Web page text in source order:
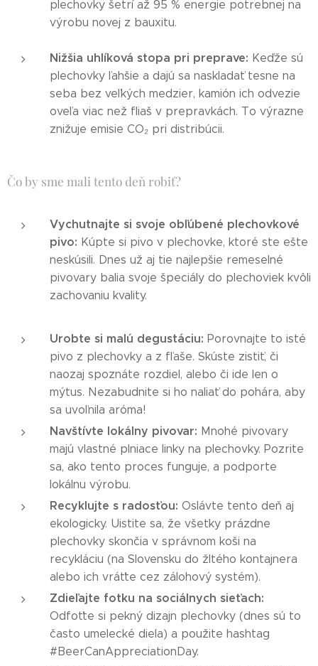
plechovky šetrí až 95 % energie potrebnej na
výrobu novej z bauxitu.
Nižšia uhlíková stopa pri preprave: Keďže sú
plechovky ľahšie a dajú sa naskladať tesne na
seba bez veľkých medzier, kamión ich odvezie
oveľa viac než fliaš v prepravkách. To výrazne
znižuje emisie CO₂ pri distribúcii.
Čo by sme mali tento deň robiť?
Vychutnajte si svoje obľúbené plechovkové
pivo: Kúpte si pivo v plechovke, ktoré ste ešte
neskúsili. Dnes už aj tie najlepšie remeselné
pivovary balia svoje špeciály do plechoviek kvôli
zachovaniu kvality.
Urobte si malú degustáciu: Porovnajte to isté
pivo z plechovky a z fľaše. Skúste zistiť, či
naozaj spoznáte rozdiel, alebo či ide len o
mýtus. Nezabudnite si ho naliať do pohára, aby
sa uvoľnila aróma!
Navštívte lokálny pivovar: Mnohé pivovary
majú vlastné plniace linky na plechovky. Pozrite
sa, ako tento proces funguje, a podporte
lokálnu výrobu.
Recyklujte s radosťou: Oslávte tento deň aj
ekologicky. Uistite sa, že všetky prázdne
plechovky skončia v správnom koši na
recykláciu (na Slovensku do žltého kontajnera
alebo ich vráťte cez zálohový systém).
Zdieľajte fotku na sociálnych sieťach:
Odfoťte si pekný dizajn plechovky (dnes sú to
často umelecké diela) a použite hashtag
#BeerCanAppreciationDay.